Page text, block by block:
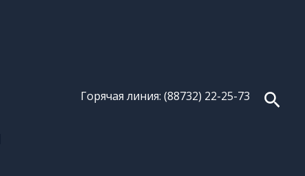
Горячая линия: (88732) 22-25-73